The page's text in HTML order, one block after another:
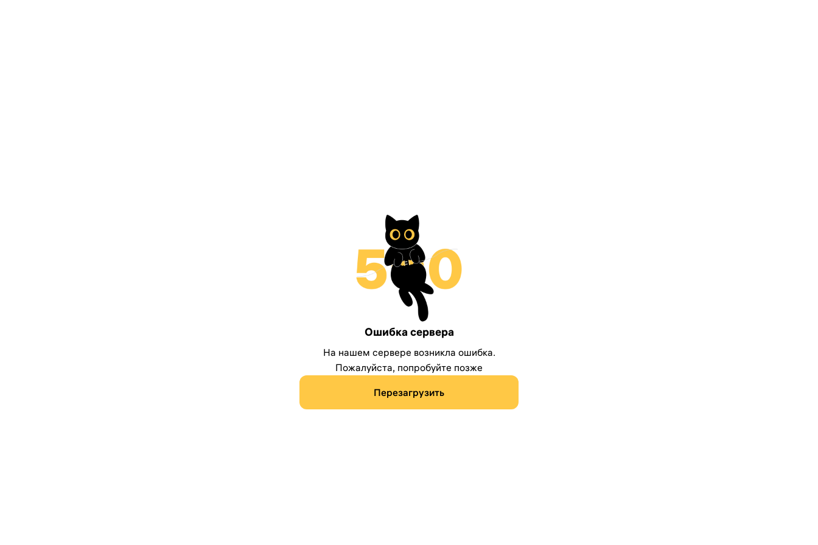
Ошибка сервера
На нашем сервере возникла ошибка.
Пожалуйста, попробуйте позже
Перезагрузить